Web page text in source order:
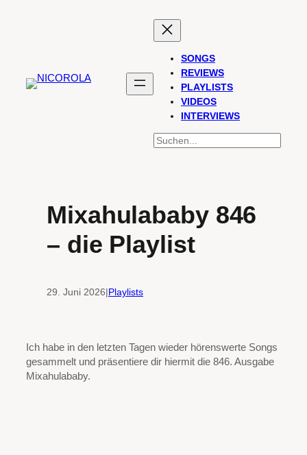
SONGS
REVIEWS
PLAYLISTS
VIDEOS
INTERVIEWS
SUCHEN
Mixahulababy 846
– die Playlist
29. Juni 2026|Playlists
Ich habe in den letzten Tagen wieder hörenswerte Songs
gesammelt und präsentiere dir hiermit die 846. Ausgabe
Mixahulababy.